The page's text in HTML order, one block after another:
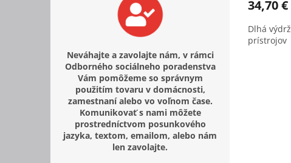
Neváhajte a zavolajte nám, v rámci
Odborného sociálneho poradenstva
Vám pomôžeme so správnym
použitím tovaru v domácnosti,
zamestnaní alebo vo voľnom čase.
Komunikovať s nami môžete
prostredníctvom posunkového
jazyka, textom, emailom, alebo nám
len zavolajte.
34,70 €
Dlhá
prístrojov